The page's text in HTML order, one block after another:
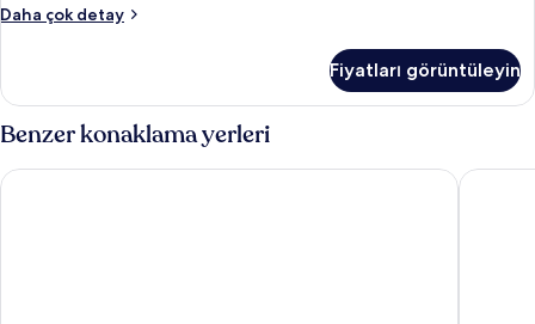
(King)
için
tüm
fotoğrafları
görün
Daha çok detay
Deluxe
Oda,
En
(King)
Fiyatları görüntüleyin
Benzer konaklama yerleri
Holdsworth House The